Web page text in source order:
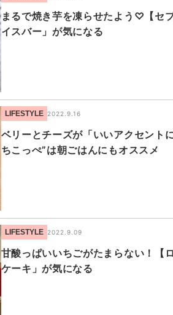
まるで焼き芋を凍らせたよう♡【セ
イスバー」が気になる
LIFESTYLE 2022.9.16
ベリーとチーズが「いいアクセント
ちこっぺ”は朝ごはんにもオススメ
LIFESTYLE 2022.9.09
甘酸っぱいいちごがたまらない！【
ケーキ」が気になる